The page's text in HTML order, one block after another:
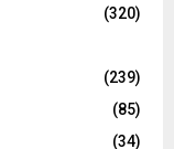
(320)
(239)
(85)
(34)